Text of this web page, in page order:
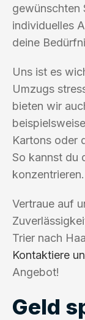
gewünschten
individuelles
deine
Uns ist es
Umzugs
bieten wir
Kartons oder
So kannst du
konzentrieren.
Vertraue auf
Trier nach
Kontaktiere
Angebot!
Geld